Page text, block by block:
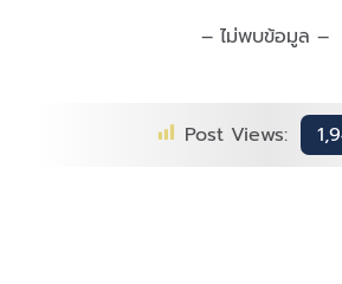
– ไม่พบข้อมูล –
Post Views: